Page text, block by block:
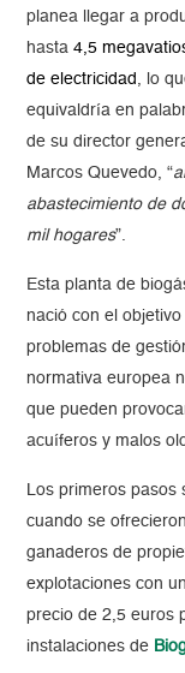
planea llegar a
hasta4,5
de electricidad , lo
equivaldría en
de su director
Marcos Quevedo, “
abastecimiento de
mil hogares”.
Esta planta de
nació con el
problemas de
normativa europea
que pueden
acuíferos y malos
Los primeros pasos
cuando se
ganaderos de
explotaciones con
precio de 2,5 euros
instalaciones de